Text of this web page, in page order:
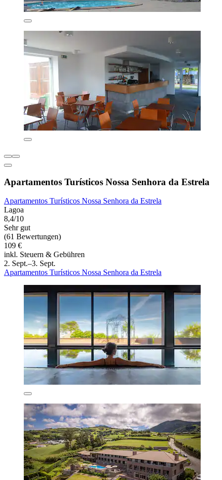
Apartamentos Turísticos Nossa Senhora da Estrela
Apartamentos Turísticos Nossa Senhora da Estrela
Lagoa
8,4/10
Sehr gut
(61 Bewertungen)
109 €
inkl. Steuern & Gebühren
2. Sept.–3. Sept.
Apartamentos Turísticos Nossa Senhora da Estrela